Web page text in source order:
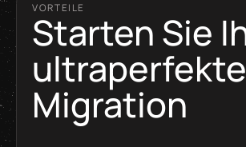
VORTEILE
Starten Sie
ultraperfekte
Migration